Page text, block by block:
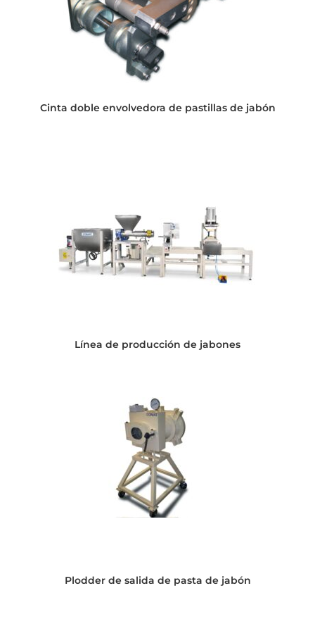
Cinta doble envolvedora de pastillas de jabón
Línea de producción de jabones
Plodder de salida de pasta de jabón